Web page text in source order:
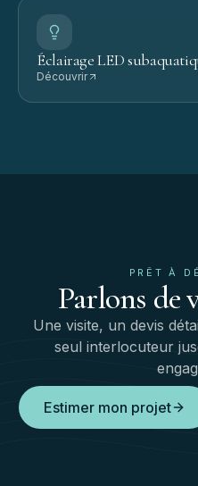
Éclairage LED
Découvrir
PRÊT À
Parlons de
Une visite, un devis
seul interlocuteur
Estimer mon projet